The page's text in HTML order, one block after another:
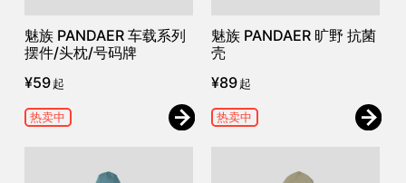
魅族 PANDAER 车载系列
摆件/头枕/号码牌
¥59 起
热卖中
魅族 PANDAER 旷野 抗菌
壳
¥89 起
热卖中